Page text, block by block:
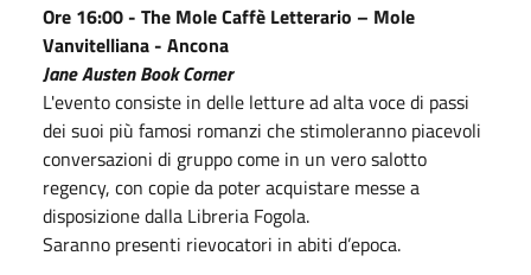
Ore 16:00 - The Mole Caffè Letterario – Mole
Vanvitelliana - Ancona
Jane Austen Book Corner
L'evento consiste in delle letture ad alta voce di passi
dei suoi più famosi romanzi che stimoleranno piacevoli
conversazioni di gruppo come in un vero salotto
regency, con copie da poter acquistare messe a
disposizione dalla Libreria Fogola.
Saranno presenti rievocatori in abiti d’epoca.